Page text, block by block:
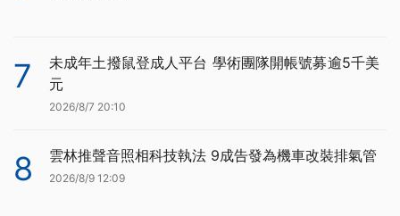
7
未成年土撥鼠登成人平台 學術團隊開帳號募逾5千美
元
2026/8/7 20:10
8 雲林推聲音照相科技執法 9成告發為機車改裝排氣管
2026/8/9 12:09